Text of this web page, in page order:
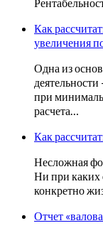
Как
увеличения
Одна из
при
расчета…
Как
Несложная
Ни при каких
конкретно
Отчет